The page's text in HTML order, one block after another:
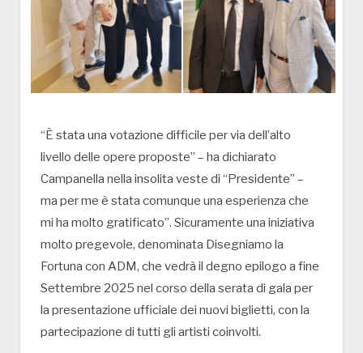
“È stata una votazione difficile per via dell’alto
livello delle opere proposte” – ha dichiarato
Campanella nella insolita veste di “Presidente” –
ma per me è stata comunque una esperienza che
mi ha molto gratificato”. Sicuramente una iniziativa
molto pregevole, denominata Disegniamo la
Fortuna con ADM, che vedrà il degno epilogo a fine
Settembre 2025 nel corso della serata di gala per
la presentazione ufficiale dei nuovi biglietti, con la
partecipazione di tutti gli artisti coinvolti.